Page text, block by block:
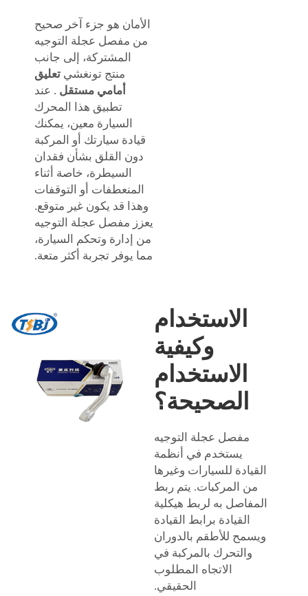
الأمان هو جزء آخر صحيح
من مفصل عجلة التوجيه
المشتركة، إلى جانب
منتج تونغشي تعليق
أمامي مستقل . عند
تطبيق هذا المحرك
السيارة معين، يمكنك
قيادة سيارتك أو المركبة
دون القلق بشأن فقدان
السيطرة، خاصة أثناء
المنعطفات أو التوقفات
وهذا قد يكون غير متوقع.
يعزز مفصل عجلة التوجيه
من إدارة وتحكم السيارة،
مما يوفر تجربة أكثر متعة.
الاستخدام
وكيفية
الاستخدام
الصحيحة؟
مفصل عجلة التوجيه
يستخدم في أنظمة
القيادة للسيارات وغيرها
من المركبات. يتم ربط
المفاصل به لربط هيكلية
القيادة برابط القيادة
ويسمح للأطقم بالدوران
والتحرك بالمركبة في
الاتجاه المطلوب
الحقيقي.